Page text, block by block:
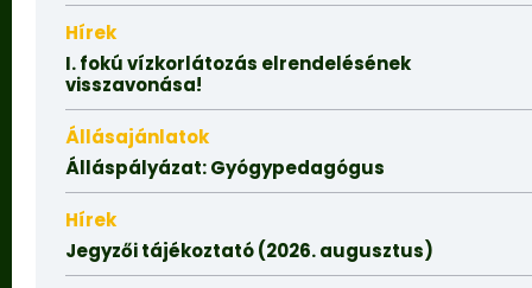
Hírek
I. fokú vízkorlátozás elrendelésének
visszavonása!
Állásajánlatok
Álláspályázat: Gyógypedagógus
Hírek
Jegyzői tájékoztató (2026. augusztus)